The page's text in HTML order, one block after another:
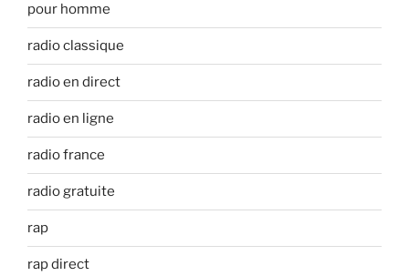
pour homme
radio classique
radio en direct
radio en ligne
radio france
radio gratuite
rap
rap direct